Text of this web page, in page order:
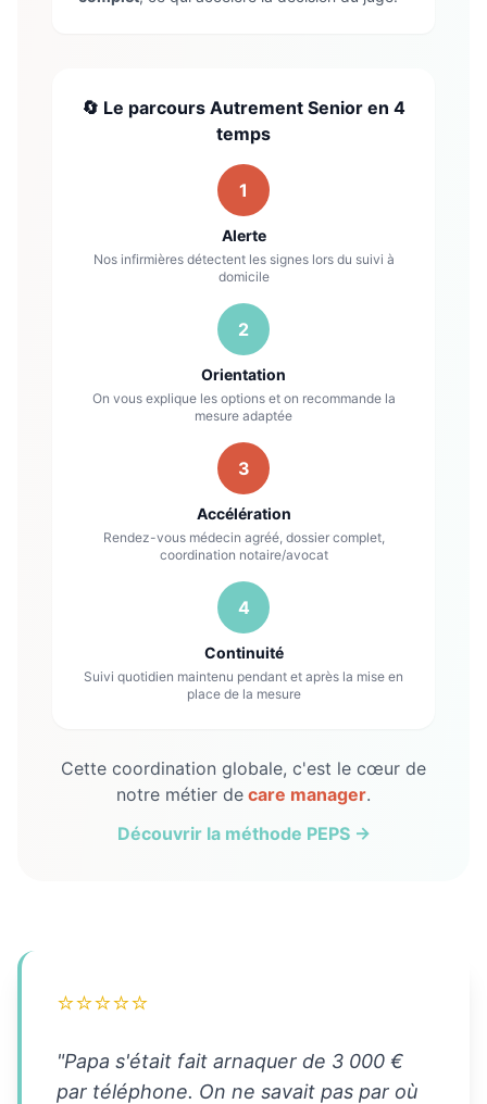
🔄 Le parcours Autrement Senior en 4
temps
1
Alerte
Nos infirmières détectent les signes lors du suivi à
domicile
2
Orientation
On vous explique les options et on recommande la
mesure adaptée
3
Accélération
Rendez-vous médecin agréé, dossier complet,
coordination notaire/avocat
4
Continuité
Suivi quotidien maintenu pendant et après la mise en
place de la mesure
Cette coordination globale, c'est le cœur de
notre métier de care manager.
Découvrir la méthode PEPS →
⭐⭐⭐⭐⭐
"Papa s'était fait arnaquer de 3 000 €
par téléphone. On ne savait pas par où